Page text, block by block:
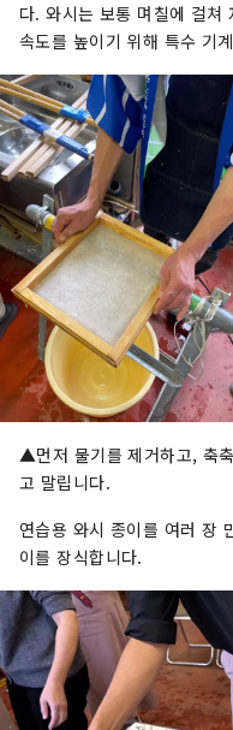
다. 와시는 보통 며칠에 걸쳐
속도를 높이기 위해 특수 기
▲먼저 물기를 제거하고, 축
고 말립니다.
연습용 와시 종이를 여러 장
이를 장식합니다.